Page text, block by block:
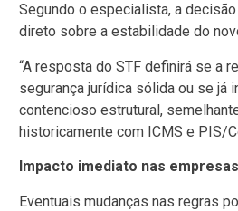
Segundo o especialista, a
direto sobre a estabilidade do
“A resposta do STF definirá se a
segurança jurídica sólida ou se já
contencioso estrutural,
historicamente com ICMS e PIS/
Impacto imediato nas empresas
Eventuais mudanças nas regras